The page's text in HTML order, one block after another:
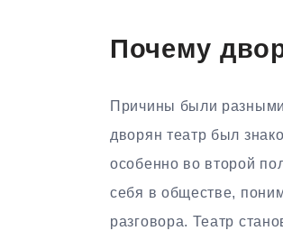
Почему
Причины были
дворян театр был
особенно во второй
себя в обществе,
разговора. Театр